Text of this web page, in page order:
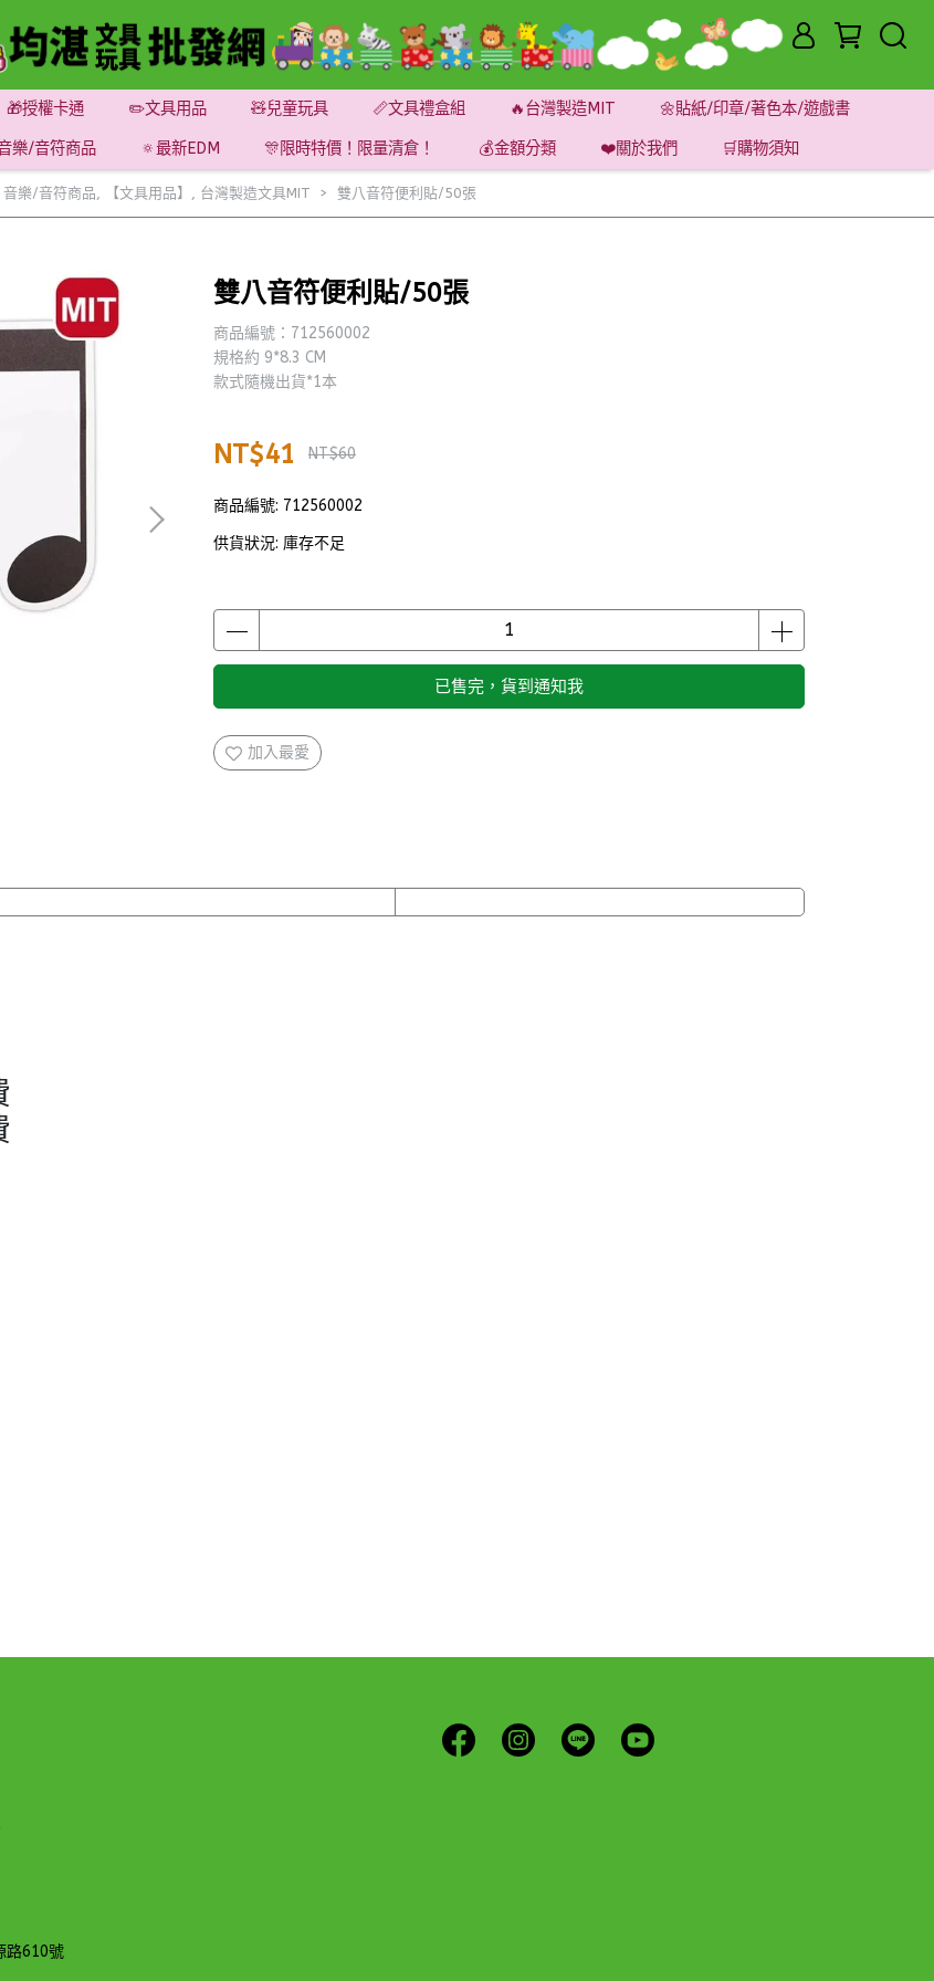
🎁授權卡通 ✏️文具用品 🧸兒童玩具 📏文具禮盒組 🔥台灣製造MIT 🌼貼紙/印章/著色本/遊戲書
樂/音符商品 🔅最新EDM 🎊限時特價！限量清倉！ 💰金額分類 ❤️關於我們 🛒購物須知
音樂/音符商品, 【文具用品】 , 台灣製造文具MIT 雙八音符便利貼/50張
雙八音符便利貼/50張
商品編號：712560002
規格約 9*8.3 CM
款式隨機出貨*1本
NT$41 NT$60
商品編號: 712560002
供貨狀況: 庫存不足
已售完，貨到通知我
加入最愛
路610號